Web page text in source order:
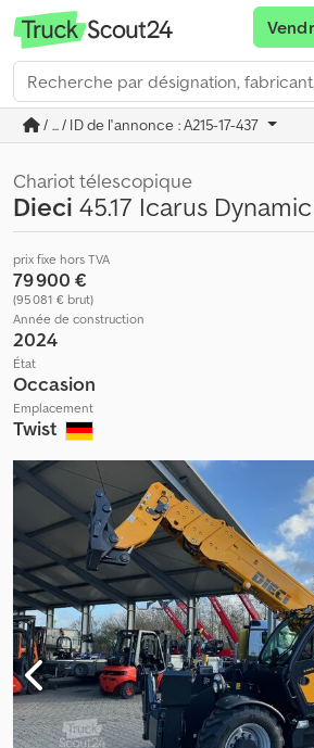
/ ... / ID de l'annonce : A215-17-437
Chariot télescopique
Dieci 45.17 Icarus
prix fixe hors TVA
79 900 €
(95 081 € brut)
Année de construction
2024
État
Occasion
Emplacement
Twist